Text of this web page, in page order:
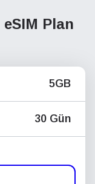
eSIM Plan
5GB
30 Gün